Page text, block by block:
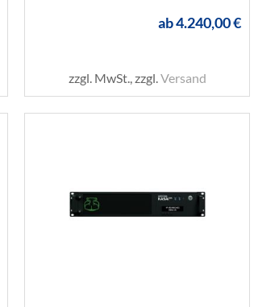
ab4.240,00 €
zzgl. MwSt., zzgl.Versand